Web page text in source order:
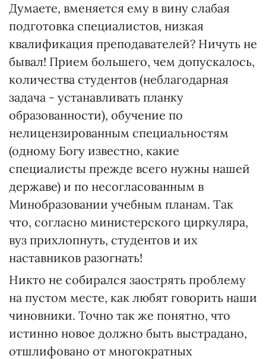
Думаете, вменяется ему в вину слабая
подготовка специалистов, низкая
квалификация преподавателей? Ничуть не
бывал! Прием большего, чем допускалось,
количества студентов (неблагодарная
задача - устанавливать планку
образованности), обучение по
нелицензированным специальностям
(одному Богу известно, какие
специалисты прежде всего нужны нашей
державе) и по несогласованным в
Минобразовании учебным планам. Так
что, согласно министерского циркуляра,
вуз прихлопнуть, студентов и их
наставников разогнать!
Никто не собирался заострять проблему
на пустом месте, как любят говорить наши
чиновники. Точно так же понятно, что
истинно новое должно быть выстрадано,
отшлифовано от многократных